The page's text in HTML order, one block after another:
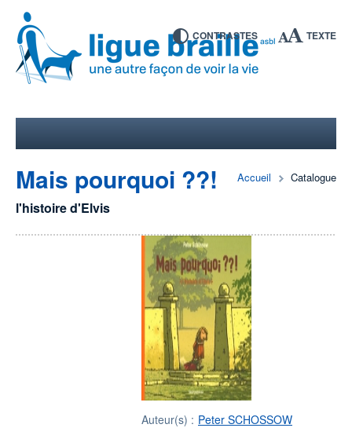
CONTRASTES TEXTE
Accueil Catalogue
Mais pourquoi ??!
l'histoire d'Elvis
Auteur(s) : Peter SCHOSSOW